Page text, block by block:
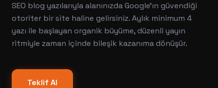
SEO blog yazılarıyla alanınızda Google'ın güvendiği
otoriter bir site haline gelirsiniz. Aylık minimum 4
yazı ile başlayan organik büyüme, düzenli yayın
ritmiyle zaman içinde bileşik kazanıma dönüşür.
Teklif Al